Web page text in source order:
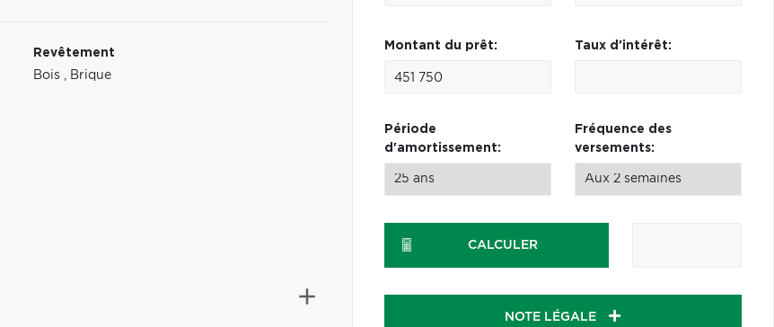
Revêtement
Bois
Brique
Montant du prêt: Taux d'intérêt:
Période
d'amortissement:
Fréquence des
versements:
CALCULER
NOTE LÉGALE